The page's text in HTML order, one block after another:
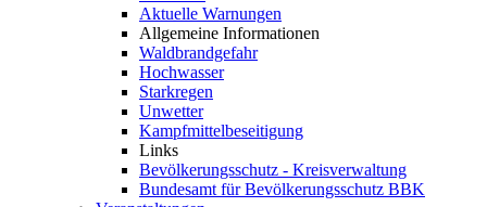
Aktuelle Warnungen
Allgemeine Informationen
Waldbrandgefahr
Hochwasser
Starkregen
Unwetter
Kampfmittelbeseitigung
Links
Bevölkerungsschutz - Kreisverwaltung
Bundesamt für Bevölkerungsschutz BBK